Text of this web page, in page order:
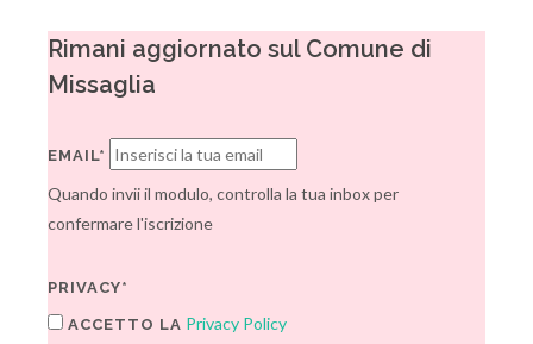
Rimani aggiornato sul Comune di
Missaglia
EMAIL*
Quando invii il modulo, controlla la tua inbox per
confermare l'iscrizione
PRIVACY*
ACCETTO LA Privacy Policy